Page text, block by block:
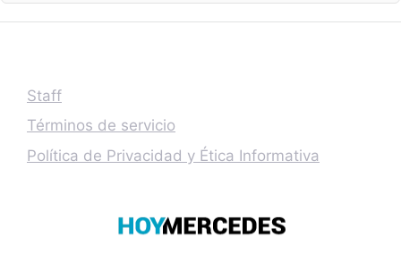
Staff
Términos de servicio
Política de Privacidad y Ética Informativa